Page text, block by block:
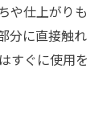
や仕上がりも
分に直接触れ
すぐに使用を